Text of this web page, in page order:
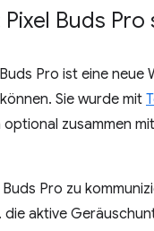
Buds Pro
Pro ist eine
Sie wurde mit
zusammen
Pro zu
aktive